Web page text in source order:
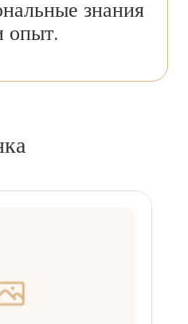
знания
опыт.